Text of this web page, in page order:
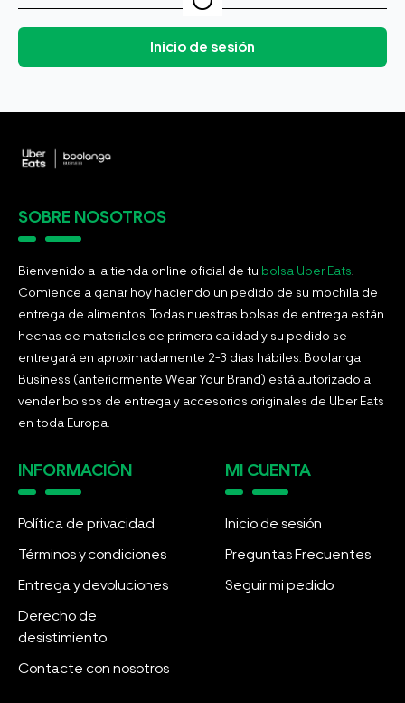
Inicio de sesión
SOBRE NOSOTROS
Bienvenido a la tienda online oficial de tu bolsa Uber Eats
Comience a ganar hoy haciendo un pedido de su mochila de
entrega de alimentos. Todas nuestras bolsas de entrega están
hechas de materiales de primera calidad y su pedido se
entregará en aproximadamente 2-3 días hábiles. Boolanga
Business (anteriormente Wear Your Brand) está autorizado a
vender bolsos de entrega y accesorios originales de Uber Eats
en toda Europa.
INFORMACIÓN
Política de privacidad
Términos y condiciones
Entrega y devoluciones
Derecho de
desistimiento
Contacte con nosotros
MI CUENTA
Inicio de sesión
Preguntas Frecuentes
Seguir mi pedido